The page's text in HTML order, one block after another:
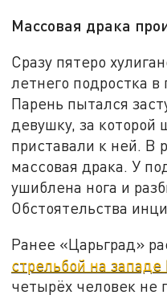
Массовая драка
Сразу пятеро
летнего подростка
Парень пытался
девушку, за
приставали к ней. В
массовая драка. У
ушиблена нога и
Обстоятельства
Ранее «Царьград»
стрельбой на
четырёх человек не